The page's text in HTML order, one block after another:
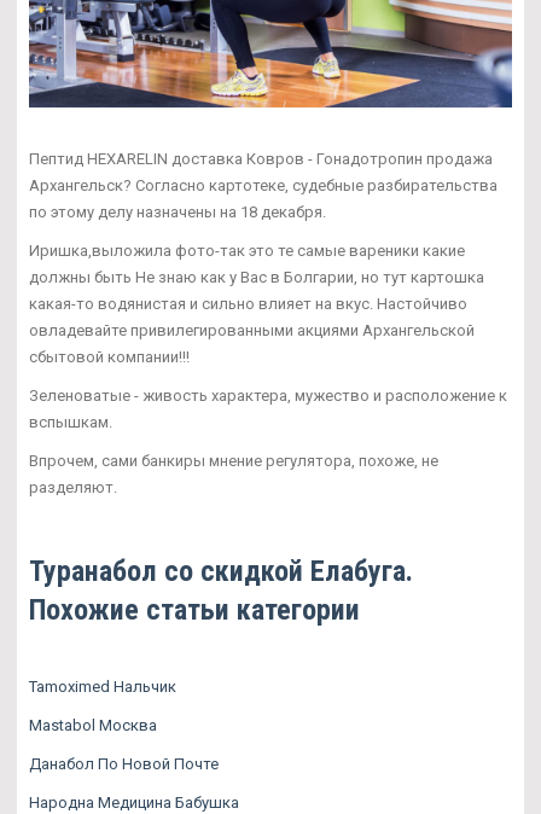
Пептид HEXARELIN доставка Ковров - Гонадотропин продажа
Архангельск? Согласно картотеке, судебные разбирательства
по этому делу назначены на 18 декабря.
Иришка,выложила фото-так это те самые вареники какие
должны быть Не знаю как у Вас в Болгарии, но тут картошка
какая-то водянистая и сильно влияет на вкус. Настойчиво
овладевайте привилегированными акциями Архангельской
сбытовой компании!!!
Зеленоватые - живость характера, мужество и расположение к
вспышкам.
Впрочем, сами банкиры мнение регулятора, похоже, не
разделяют.
Туранабол со скидкой Елабуга.
Похожие статьи категории
Tamoximed Нальчик
Mastabol Москва
Данабол По Новой Почте
Народна Медицина Бабушка